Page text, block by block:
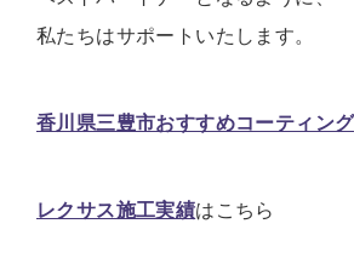
私たちはサポートいたします。
香川県三豊市おすすめコーティング
レクサス施工実績はこちら